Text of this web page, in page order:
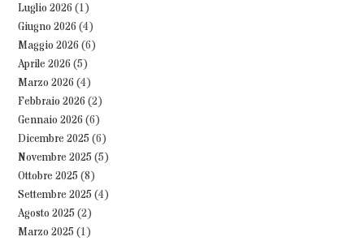
Luglio 2026 (1)
Giugno 2026 (4)
Maggio 2026 (6)
Aprile 2026 (5)
Marzo 2026 (4)
Febbraio 2026 (2)
Gennaio 2026 (6)
Dicembre 2025(6)
Novembre 2025(5)
Ottobre 2025(8)
Settembre 2025(4)
Agosto 2025(2)
Marzo 2025(1)